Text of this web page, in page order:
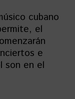
cubano
el
e
son en el